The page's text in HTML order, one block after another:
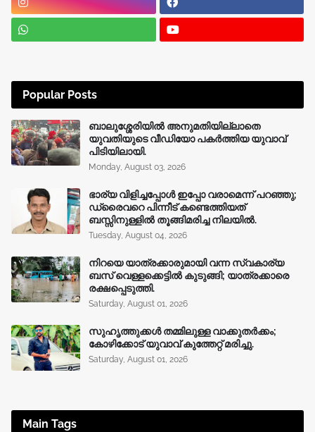
Popular Posts
ബാലുശ്ശേരിയിൽ അനുമതിയില്ലാതെ
യുവതിയുടെ വീഡിയോ പകർത്തിയ യുവാവ്
പിടിയിലായി.
Monday, August 03, 2026
ഭാര്യ വിളിച്ചപ്പോള്‍ ഇപ്പോ വരാമെന്ന് പറഞ്ഞു;
ഡ്രൈവറെ പിന്നീട് കണ്ടെത്തിയത്
ബസ്സിനുള്ളില്‍ തൂങ്ങിമരിച്ച നിലയിൽ.
Tuesday, August 04, 2026
നിറയെ യാത്രക്കാരുമായി വന്ന സ്വകാര്യ
ബസ് വെള്ളക്കെട്ടിൽ കുടുങ്ങി; യാത്രക്കാരെ
രക്ഷപ്പെടുത്തി.
Saturday, August 01, 2026
സുഹൃത്തുക്കൾ തമ്മിലുള്ള വാക്കുതർക്കം;
കോഴിക്കോട് യുവാവ് കുത്തേറ്റ് മരിച്ചു.
Saturday, August 01, 2026
Main Tags